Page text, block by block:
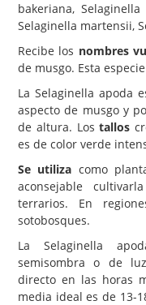
Carencias
Fotos
Flores y Plantas
Árboles y Palmeras
Arbustos y
bakeriana,
Selaginella martensii,
Recibe los nombres
de musgo. Esta
La Selaginella apoda
aspecto de musgo y
de altura. Lostallos
es de color verde
Se utiliza como
aconsejable
terrarios. En
sotobosques.
La Selaginella
semisombra o de
directo en las horas
media ideal es de 13-